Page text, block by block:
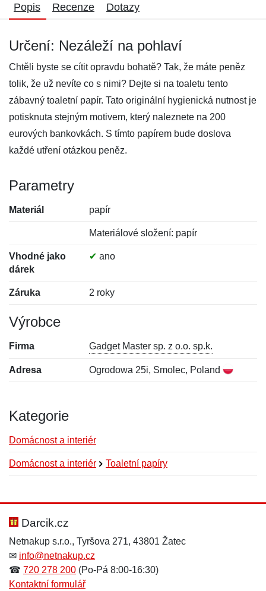
Popis Recenze Dotazy
Určení: Nezáleží na pohlaví
Chtěli byste se cítit opravdu bohatě? Tak, že máte peněz
tolik, že už nevíte co s nimi? Dejte si na toaletu tento
zábavný toaletní papír. Tato originální hygienická nutnost je
potisknuta stejným motivem, který naleznete na 200
eurových bankovkách. S tímto papírem bude doslova
každé utření otázkou peněz.
Parametry
Materiál papír
Materiálové složení: papír
Vhodné jako
dárek
✔ ano
Záruka 2 roky
Výrobce
Firma Gadget Master sp. z o.o. sp.k.
Adresa Ogrodowa 25i, Smolec, Poland
Kategorie
Domácnost a interiér
Domácnost a interiér Toaletní papíry
Hodnocení:
Jméno: *
Jméno:
E-mail:*
Darcik.cz
Netnakup s.r.o., Tyršova 271, 43801 Žatec
✉ info@netnakup.cz
☎ 720 278 200 (Po-Pá 8:00-16:30)
Kontaktní formulář